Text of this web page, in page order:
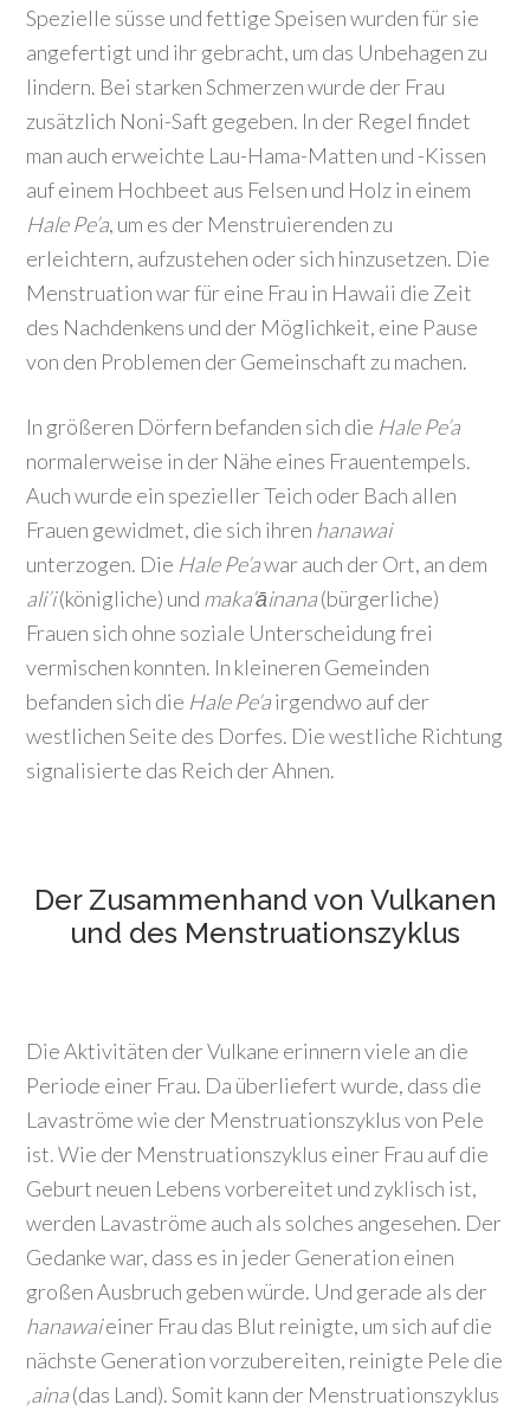
Spezielle süsse und fettige Speisen wurden für sie
angefertigt und ihr gebracht, um das Unbehagen zu
lindern. Bei starken Schmerzen wurde der Frau
zusätzlich Noni-Saft gegeben. In der Regel findet
man auch erweichte Lau-Hama-Matten und -Kissen
auf einem Hochbeet aus Felsen und Holz in einem
Hale Pe’a, um es der Menstruierenden zu
erleichtern, aufzustehen oder sich hinzusetzen. Die
Menstruation war für eine Frau in Hawaii die Zeit
des Nachdenkens und der Möglichkeit, eine Pause
von den Problemen der Gemeinschaft zu machen.
In größeren Dörfern befanden sich die Hale Pe’a
normalerweise in der Nähe eines Frauentempels.
Auch wurde ein spezieller Teich oder Bach allen
Frauen gewidmet, die sich ihren hanawai
unterzogen. Die Hale Pe’awar auch der Ort, an dem
ali’i(königliche) und maka’āinana(bürgerliche)
Frauen sich ohne soziale Unterscheidung frei
vermischen konnten. In kleineren Gemeinden
befanden sich die Hale Pe’airgendwo auf der
westlichen Seite des Dorfes. Die westliche Richtung
signalisierte das Reich der Ahnen.
Der Zusammenhand von Vulkanen
und des Menstruationszyklus
Die Aktivitäten der Vulkane erinnern viele an die
Periode einer Frau. Da überliefert wurde, dass die
Lavaströme wie der Menstruationszyklus von Pele
ist. Wie der Menstruationszyklus einer Frau auf die
Geburt neuen Lebens vorbereitet und zyklisch ist,
werden Lavaströme auch als solches angesehen. Der
Gedanke war, dass es in jeder Generation einen
großen Ausbruch geben würde. Und gerade als der
hanawaieiner Frau das Blut reinigte, um sich auf die
nächste Generation vorzubereiten, reinigte Pele die
‚aina(das Land). Somit kann der Menstruationszyklus